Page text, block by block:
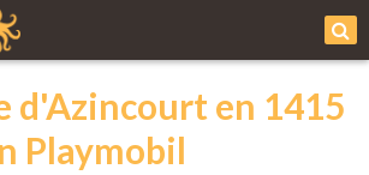
d'Azincourt en 1415
Playmobil